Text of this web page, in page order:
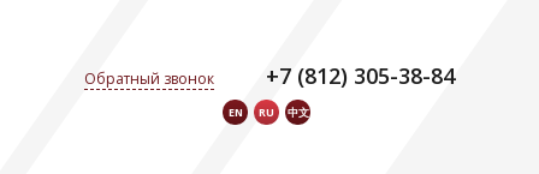
Обратный звонок +7 (812) 305-38-84
EN RU 中文